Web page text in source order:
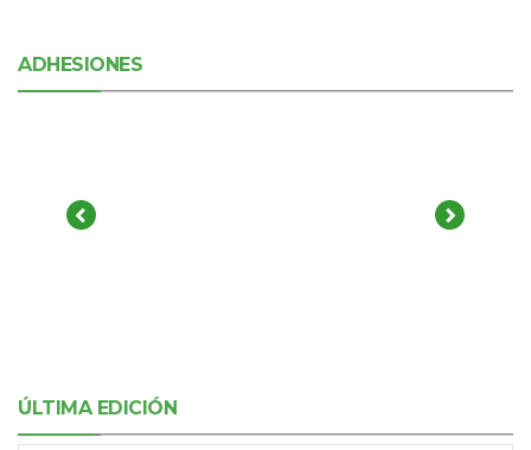
ADHESIONES
ÚLTIMA EDICIÓN